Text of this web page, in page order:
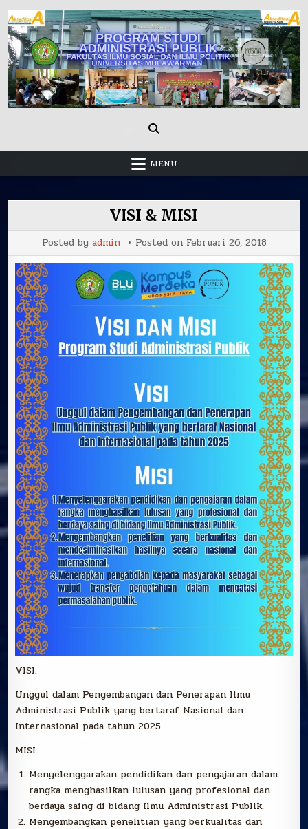
Skip
to
content
Administrasi Publik Fisip Unmul
MENU
VISI & MISI
Posted by admin Posted on Februari 26, 2018
VISI:
Unggul dalam Pengembangan dan Penerapan Ilmu
Administrasi Publik yang bertaraf Nasional dan
Internasional pada tahun 2025
MISI:
Menyelenggarakan pendidikan dan pengajaran dalam
rangka menghasilkan lulusan yang profesional dan
berdaya saing di bidang Ilmu Administrasi Publik.
Mengembangkan penelitian yang berkualitas dan